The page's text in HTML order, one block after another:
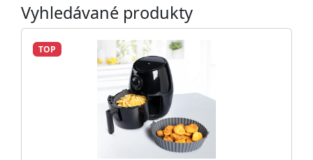
Vyhledávané produkty
TOP